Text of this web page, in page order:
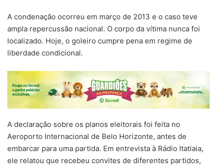
A condenação ocorreu em março de 2013 e o caso teve
ampla repercussão nacional. O corpo da vítima nunca foi
localizado. Hoje, o goleiro cumpre pena em regime de
liberdade condicional.
A declaração sobre os planos eleitorais foi feita no
Aeroporto Internacional de Belo Horizonte, antes de
embarcar para uma partida. Em entrevista à Rádio Itatiaia,
ele relatou que recebeu convites de diferentes partidos,